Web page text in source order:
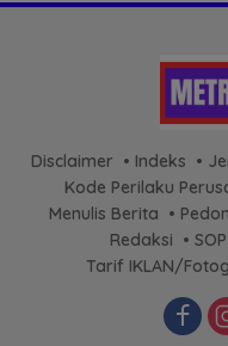
Disclaimer Indeks
Kode Perilaku
Menulis Berita
Redaksi
Tarif IKLAN/